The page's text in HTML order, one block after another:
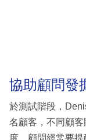
協助顧問發
於測試階段，
名顧客，不同顧